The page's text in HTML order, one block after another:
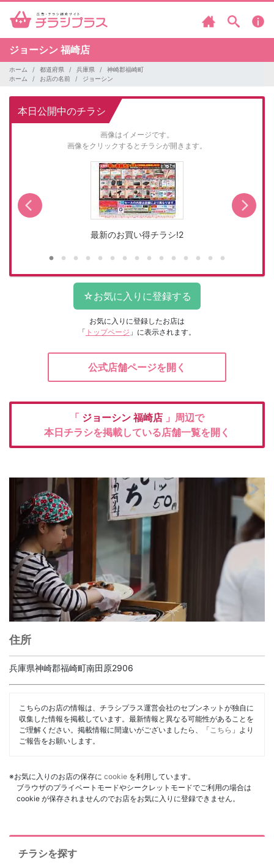
ジョーシン 福崎店
ホーム 都道府県 兵庫県
神崎郡福崎町
ホーム
お店の名前 ジョーシン
本日公開中のチラシ
画像はイメージです。
画像をクリックするとチラシが開きます。
最新のお買い得チラシ!2
お気に入りに登録したお店は
「 トップページ 」に表示されます。
公式店舗ページを開く
「 ジョーシン 福崎店 」周辺で
本日チラシを掲載している店舗一覧を開く
住所
兵庫県神崎郡福崎町南田原2906
こちらのお店の情報は、チラシプラス運営会社のセブンネットが独自に
収集した情報を掲載しています。最新情報と異なる可能性があることを
ご理解ください。掲載情報に間違いがございましたら、「 こちら 」より
ご報告をお願いします。
※お気に入りのお店の保存に cookie を利用しています。
ブラウザのプライベートモードやシークレットモードでご利用の場合は
cookie が保存されませんのでお店をお気に入りに登録できません。
チラシを探す